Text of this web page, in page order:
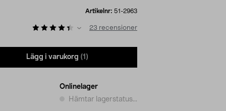
Artikelnr: 51-2963
23 recensioner
Lägg i varukorg (1)
Onlinelager
Hämtar lagerstatus...